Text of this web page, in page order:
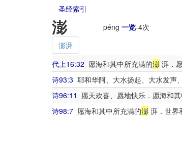
圣经索引
澎 péng 一览-4次
澎湃
代上16:32 愿海和其中所充满的澎 湃．
诗93:3 耶和华阿、大水扬起、大水发声
诗96:11 愿天欢喜、愿地快乐．愿海和
诗98:7 愿海和其中所充满的澎 湃．世界